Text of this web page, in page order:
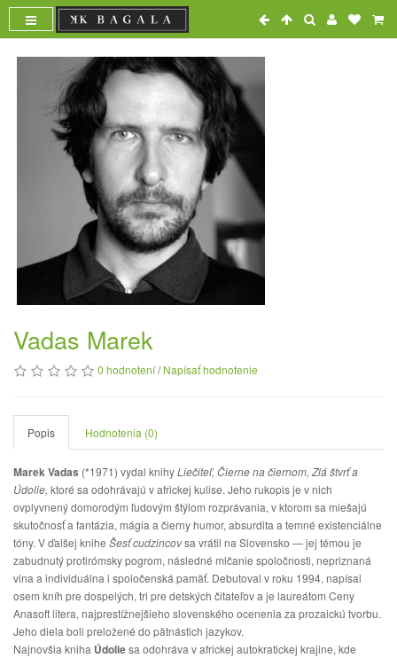
Vadas Marek
0 hodnotení/Napísať hodnotenie
Popis Hodnotenia (0)
Marek Vadas (*1971) vydal knihyLiečiteľ, Čierne na čiernom, Zlá štvrť a
Údolie, ktoré sa odohrávajú v africkej kulise. Jeho rukopis je v nich
ovplyvnený domorodým ľudovým štýlom rozprávania, v ktorom sa miešajú
skutočnosť a fantázia, mágia a čierny humor, absurdita a temné existenciálne
tóny. V ďalšej knihe Šesť cudzincovsa vrátil na Slovensko — jej témou je
zabudnutý protirómsky pogrom, následné mlčanie spoločnosti, nepriznaná
vina a individuálna i spoločenská pamäť. Debutoval v roku 1994, napísal
osem kníh pre dospelých, tri pre detských čitateľov a je laureátom Ceny
Anasoft litera, najprestížnejšieho slovenského ocenenia za prozaickú tvorbu.
Jeho diela boli preložené do pätnástich jazykov.
Najnovšia kniha Údoliesa odohráva v africkej autokratickej krajine, kde